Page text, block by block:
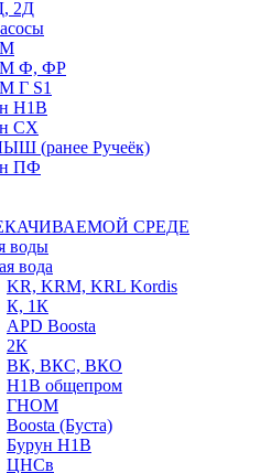
2Д
Ф, ФР
Г S1
Н1В
СХ
(ранее Ручеёк)
ПФ
СРЕДЕ
воды
вода
KR, KRM, KRL Kordis
К, 1К
APD Boosta
2К
ВК, ВКС, ВКО
Н1В общепром
ГНОМ
Boosta (Буста)
Бурун Н1В
ЦНСв